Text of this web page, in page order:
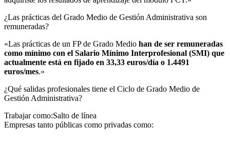
¿Las prácticas del Grado Medio de Gestión Administrativa son
remuneradas?​
«Las prácticas de un FP de Grado Medio han de ser remuneradas
como mínimo con el Salario Mínimo Interprofesional (SMI) que
actualmente está en fijado en 33,33 euros/día o 1.4491
euros/mes.»
¿Qué salidas profesionales tiene el Ciclo de Grado Medio de
Gestión Administrativa?​
Trabajar como:Salto de línea
Empresas tanto públicas como privadas como: